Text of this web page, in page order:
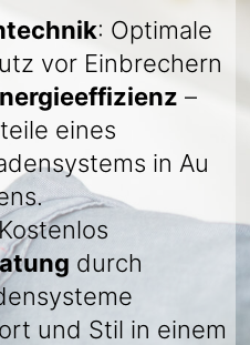
: Optimale
vor Einbrechern
–
eines
in Au
durch
und Stil in einem